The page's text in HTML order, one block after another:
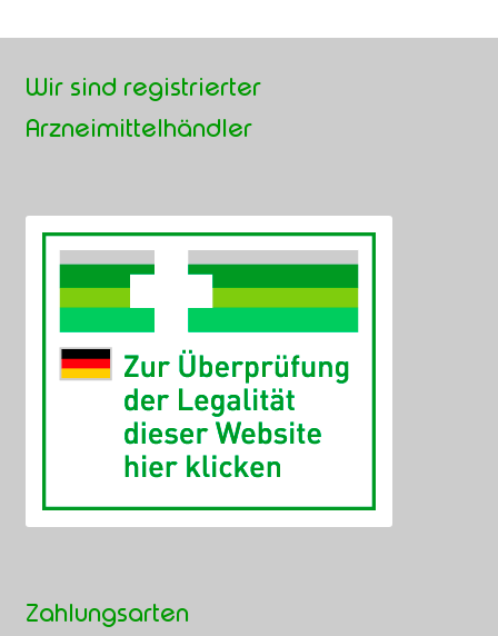
Wir sind registrierter
Arzneimittelhändler
Zahlungsarten